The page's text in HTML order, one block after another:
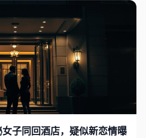
子同回酒店，疑似新恋情曝